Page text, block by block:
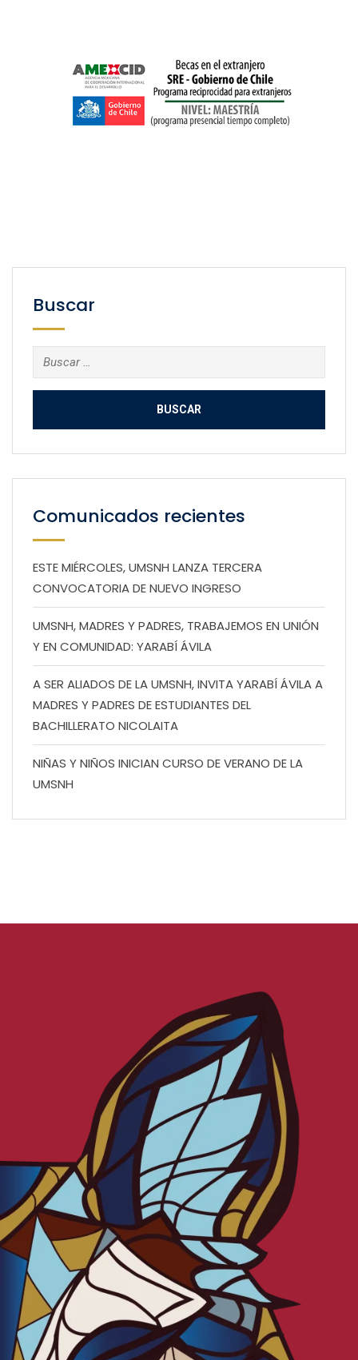
Buscar
Buscar:
Comunicados recientes
ESTE MIÉRCOLES, UMSNH LANZA TERCERA
CONVOCATORIA DE NUEVO INGRESO
UMSNH, MADRES Y PADRES, TRABAJEMOS EN UNIÓN
Y EN COMUNIDAD: YARABÍ ÁVILA
A SER ALIADOS DE LA UMSNH, INVITA YARABÍ ÁVILA A
MADRES Y PADRES DE ESTUDIANTES DEL
BACHILLERATO NICOLAITA
NIÑAS Y NIÑOS INICIAN CURSO DE VERANO DE LA
UMSNH